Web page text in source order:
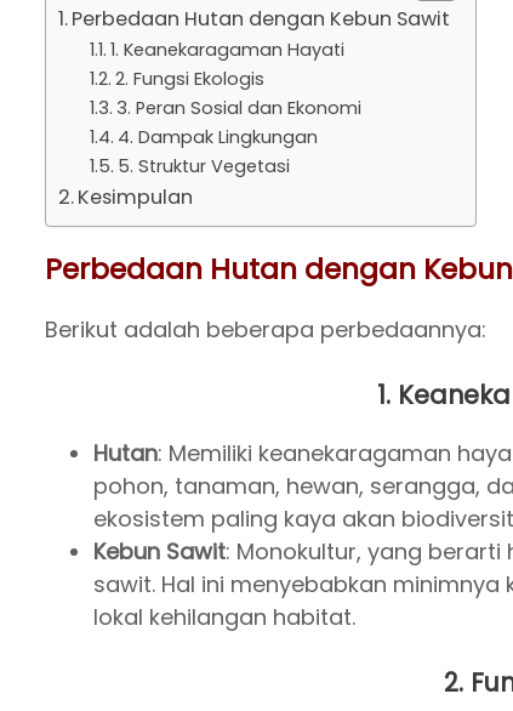
Perbedaan Hutan dengan Kebun Sawit
1. Keanekaragaman Hayati
2. Fungsi Ekologis
3. Peran Sosial dan Ekonomi
4. Dampak Lingkungan
5. Struktur Vegetasi
Kesimpulan
Perbedaan Hutan dengan
Berikut adalah beberapa perbedaannya:
1.
Hutan: Memiliki keanekaragaman
pohon, tanaman, hewan, serangga,
ekosistem paling kaya akan
Kebun Sawit: Monokultur, yang
sawit. Hal ini menyebabkan
lokal kehilangan habitat.
2.